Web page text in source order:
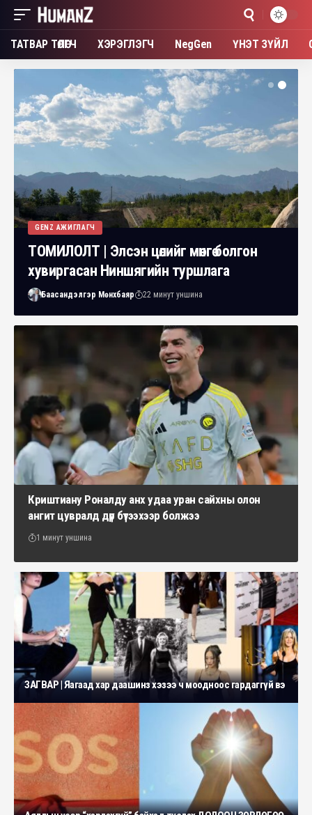
ТАТВАР ТӨЛӨГЧ ХЭРЭГЛЭГЧ NegGen ҮНЭТ ЗҮЙЛ
GENZ АЖИГЛАГЧ
ТОМИЛОЛТ | Элсэн цөлийг мөнгө болгон
хувиргасан Ниншягийн туршлага
Баасандэлгэр Мөнхбаяр 22 минут уншина
Криштиану Роналду анх удаа уран сайхны олон
ангит цувралд дүр бүтээхээр болжээ
1 минут уншина
ЗАГВАР | Яагаад хар даашинз хэзээ ч моодноос гардаггүй вэ